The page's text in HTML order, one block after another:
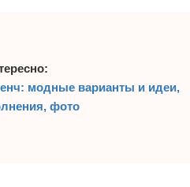
модные варианты и идеи,
фото